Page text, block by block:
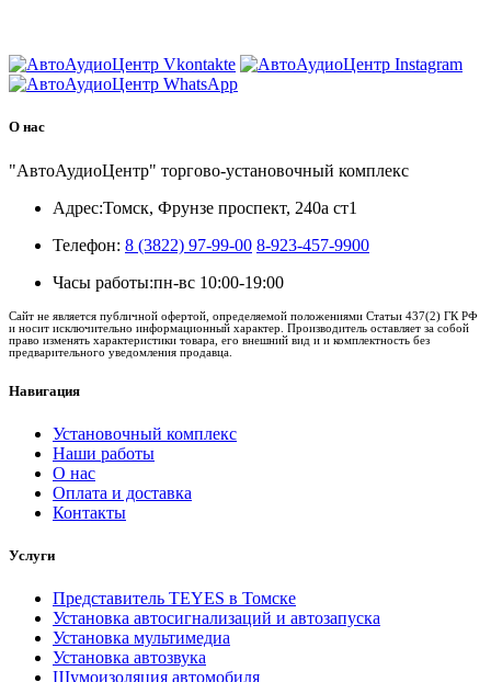
О нас
"АвтоАудиоЦентр" торгово-установочный комплекс
Адрес:Томск, Фрунзе проспект, 240а ст1
Телефон: 8 (3822) 97-99-00 8-923-457-9900
Часы работы:пн-вс 10:00-19:00
Сайт не является публичной офертой, определяемой положениями Статьи 437(2) ГК РФ
и носит исключительно информационный характер. Производитель оставляет за собой
право изменять характеристики товара, его внешний вид и и комплектность без
предварительного уведомления продавца.
Навигация
Установочный комплекс
Наши работы
О нас
Оплата и доставка
Контакты
Услуги
Представитель TEYES в Томске
Установка автосигнализаций и автозапуска
Установка мультимедиа
Установка автозвука
Шумоизоляция автомобиля